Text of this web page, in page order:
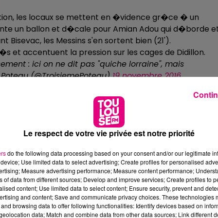
les locaux se mettent en �vidence gr�ce � un
un ballon et d�cale pour Amian Adou qui d�borde
les Messins s'en sortent bien (21').
et accentuent la pression sur les cages de Didillon.
: ici on ne dit pas "quiche lorraine", mais
(@TroisiemePoteau)19 novembre 2016
le cours du jeu et obtiennent un penalty sur un
en duel face � Amian Adou, le lat�ral trouve Nguette
puis Lafont. M. Desiage d�signe logiquement
L'ex-Lorientais trompe Lafont pourtant parti du bon
� leur capitaine pour changer la donne. Sur
prend sa chance en bout de course mais manque
retrouve devant au tableau d'affichage � la pause
Garonnais n'ont pas su se montrer dangereux dans le
belle tignasse ? Braithwaite ou Assou-Ekotto ?
Le respect de votre vie privée est notre priorité
do the following data processing based on your consent and/or our legitimate
Use limited data to select advertising; Create profiles for personalised
Measure advertising performance; Measure content performance;
of data from different sources; Develop and improve services; Create profiles to
content; Use limited data to select content; Ensure security, prevent and
and content; Save and communicate privacy choices. These technologies
browsing data to offer following functionalities: Identify devices based on
data; Match and combine data from other data sources; Link different